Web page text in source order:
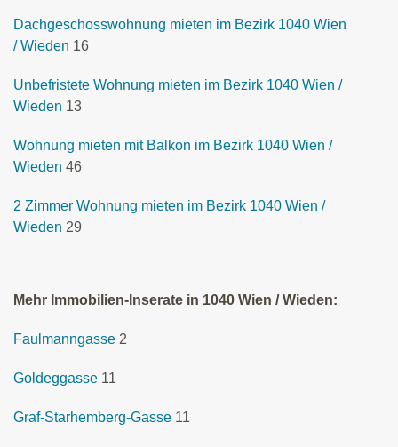
Dachgeschosswohnung mieten im Bezirk 1040 Wien
/ Wieden 16
Unbefristete Wohnung mieten im Bezirk 1040 Wien /
Wieden 13
Wohnung mieten mit Balkon im Bezirk 1040 Wien /
Wieden 46
2 Zimmer Wohnung mieten im Bezirk 1040 Wien /
Wieden 29
Mehr Immobilien-Inserate in 1040 Wien / Wieden:
Faulmanngasse 2
Goldeggasse 11
Graf-Starhemberg-Gasse 11